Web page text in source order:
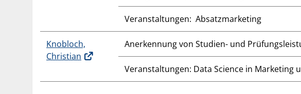
Veranstaltungen: Absatzmarketing
Knobloch,
Christian
Anerkennung von Studien- und
Veranstaltungen: Data Science in Marketing